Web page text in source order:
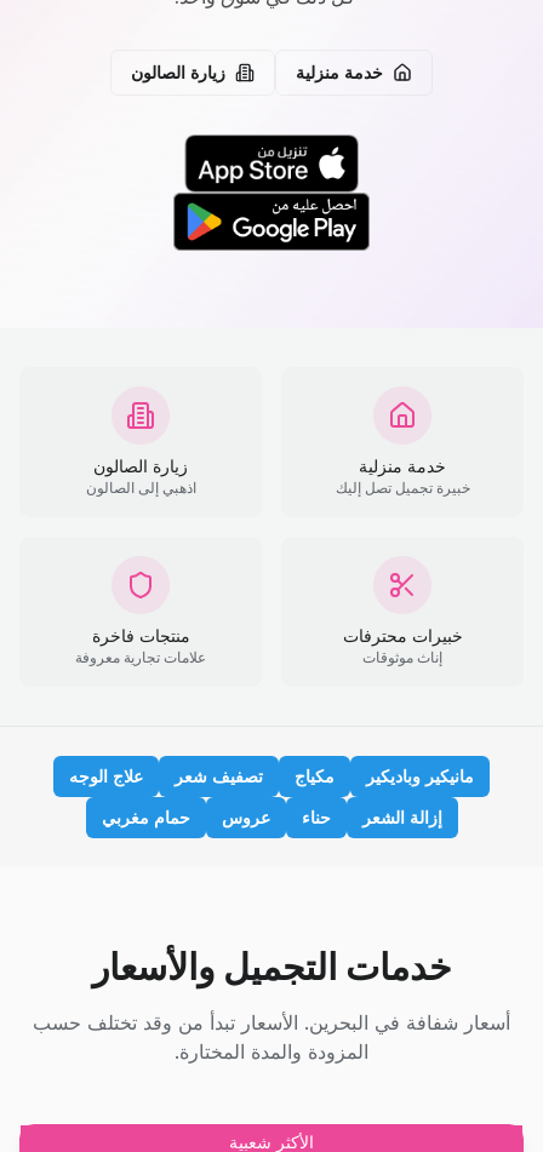
خدمة منزلية زيارة الصالون
خدمة منزلية
خبيرة تجميل تصل إليك
زيارة الصالون
اذهبي إلى الصالون
خبيرات محترفات
إناث موثوقات
منتجات فاخرة
علامات تجارية معروفة
مانيكير وباديكير مكياج تصفيف شعر
علاج الوجه
إزالة الشعر
حناء عروس حمام مغربي
خدمات التجميل والأسعار
أسعار شفافة في البحرين. الأسعار تبدأ من وقد تختلف حسب
المزودة والمدة المختارة.
الأكثر شعبية